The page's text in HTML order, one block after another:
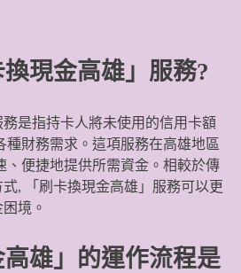
現金高雄」服務?
務是指持卡人將未使用的信用卡額
種財務需求。這項服務在高雄地區
、便捷地提供所需資金。相較於傳
, 「刷卡換現金高雄」服務可以更
境。
高雄」的運作流程是